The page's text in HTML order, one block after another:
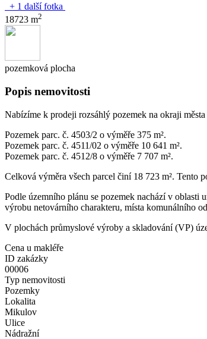
+ 1 další fotka
18723 m2
pozemková plocha
Popis nemovitosti
Nabízíme k prodeji rozsáhlý pozemek na okraji
Pozemek parc. č. 4503/2 o výměře 375 m².
Pozemek parc. č. 4511/02 o výměře 10 641 m².
Pozemek parc. č. 4512/8 o výměře 7 707 m².
Celková výměra všech parcel činí 18 723 m². Tento
Podle územního plánu se pozemek nachází v
výrobu netovárního charakteru, místa komunálního
V plochách průmyslové výroby a skladování (VP)
Cena u makléře
ID zakázky
00006
Typ nemovitosti
Pozemky
Lokalita
Mikulov
Ulice
Nádražní